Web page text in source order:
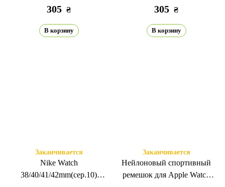
305 ₴
В корзину
305 ₴
В корзину
Заканчивается
Nike Watch
38/40/41/42mm(сер.10)
Заканчивается
Нейлоновый спортивный
ремешок для Apple Watch